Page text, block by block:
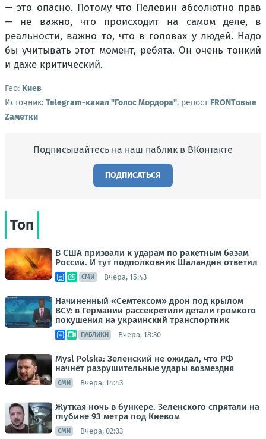
— это опасно. Потому что Пелевин абсолютно прав
— не важно, что происходит на самом деле, в
реальности, важно то, что в головах у людей. Надо
бы учитывать этот момент, ребята. Он очень тонкий
и даже критический.
Гео: Киев
Источник: Telegram-канал "Голос Мордора", репост FRONTовые
Zаметки
Подписывайтесь на наш паблик в ВКонтакте
ПОДПИСАТЬСЯ
Топ
В США призвали к ударам по ракетным базам
России. И тут подполковник Шаландин ответил
СМИ Вчера, 15:43
Начиненный «Семтексом» дрон под крылом
ВСУ: в Германии рассекретили детали громкого
покушения на украинский транспортник
ПАБЛИКИ Вчера, 18:30
Mysl Polska: Зеленский не ожидал, что РФ
начнёт разрушительные удары возмездия
СМИ Вчера, 14:43
Жуткая ночь в бункере. Зеленского спрятали на
глубине 93 метра под Киевом
СМИ Вчера, 02:03